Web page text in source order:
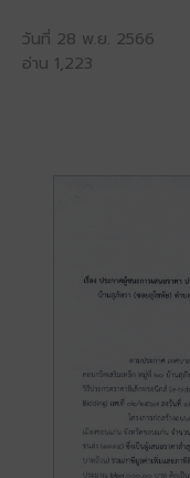
วันที่ 28 พ.ย. 2566
อ่าน 1,223